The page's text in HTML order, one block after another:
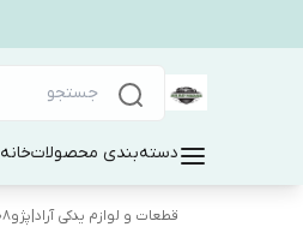
دسته‌بندی محصولاتخانه
قطعات و لوازم یدکی آراد|پژو۲۰۰۸|سیتروئن c3|هیوندای|کیاموتورز